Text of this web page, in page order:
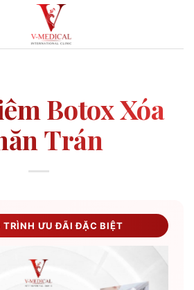
Botox Xóa
Trán
TRÌNH ƯU ĐÃI ĐẶC BIỆT